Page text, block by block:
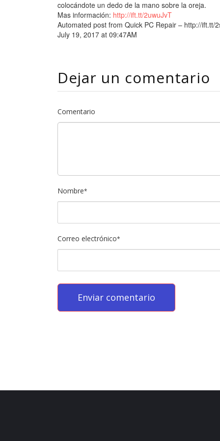
colocándote un dedo de la mano sobre la oreja.
Mas información: http://ift.tt/2uwuJvT
Automated post from Quick PC Repair – http://ift.tt/
July 19, 2017 at 09:47AM
Dejar un comentario
Comentario
Nombre*
Correo electrónico*